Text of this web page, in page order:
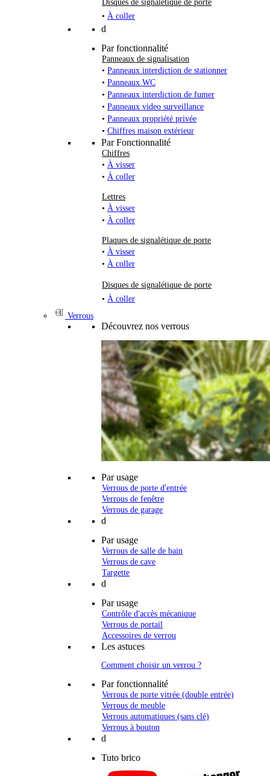
Disques de signalétique de porte
• À coller
d
Par fonctionnalité
Panneaux de signalisation
• Panneaux interdiction de stationner
• Panneaux WC
• Panneaux interdiction de fumer
• Panneaux video surveillance
• Panneaux propriété privée
• Chiffres maison extérieur
Par Fonctionnalité
Chiffres
• À visser
• À coller
Lettres
• À visser
• À coller
Plaques de signalétique de porte
• À visser
• À coller
Disques de signalétique de porte
• À coller
Verrous
Découvrez nos verrous
Par usage
Verrous de porte d'entrée
Verrous de fenêtre
Verrous de garage
d
Par usage
Verrous de salle de bain
Verrous de cave
Targette
d
Par usage
Contrôle d'accès mécanique
Verrous de portail
Accessoires de verrou
Les astuces
Comment choisir un verrou ?
Par fonctionnalité
Verrous de porte vitrée (double entrée)
Verrous de meuble
Verrous automatiques (sans clé)
Verrous à bouton
d
Tuto brico